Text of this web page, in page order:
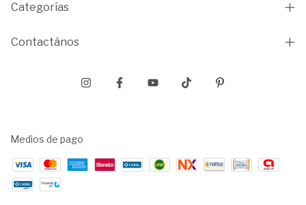
Categorías
Contactános
Medios de pago